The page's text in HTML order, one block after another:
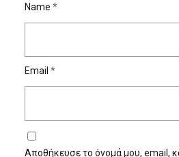
Name *
Email *
Αποθήκευσε το όνομά μου, email,